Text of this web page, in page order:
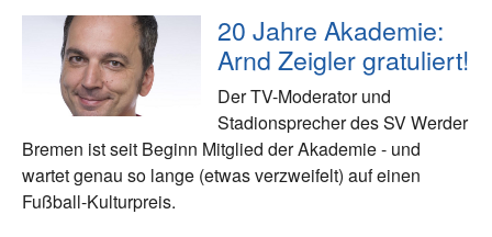
20 Jahre Akademie:
Arnd Zeigler gratuliert!
Der TV-Moderator und
Stadionsprecher des SV Werder
Bremen ist seit Beginn Mitglied der Akademie - und
wartet genau so lange (etwas verzweifelt) auf einen
Fußball-Kulturpreis.